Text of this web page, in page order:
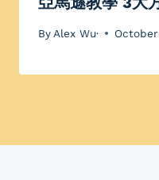
By Alex Wu·